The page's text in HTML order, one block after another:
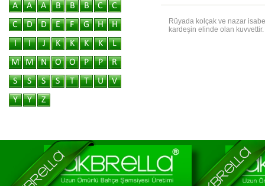
Rüyada kolçak ve nazar
kardeşin elinde olan